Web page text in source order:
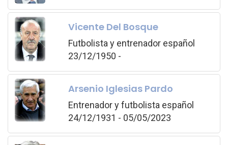
Vicente Del Bosque
Futbolista y entrenador español
23/12/1950 -
Arsenio Iglesias Pardo
Entrenador y futbolista español
24/12/1931 - 05/05/2023